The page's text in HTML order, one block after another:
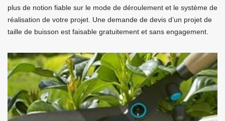
plus de notion fiable sur le mode de déroulement et le système de
réalisation de votre projet. Une demande de devis d’un projet de
taille de buisson est faisable gratuitement et sans engagement.